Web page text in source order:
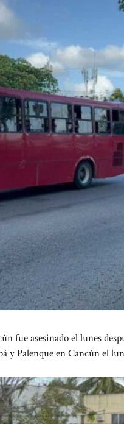
fue asesinado el lunes
y Palenque en Cancún el